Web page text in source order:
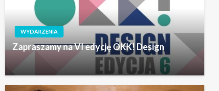
WYDARZENIA
Zapraszamy na VI edycję OKK! Design